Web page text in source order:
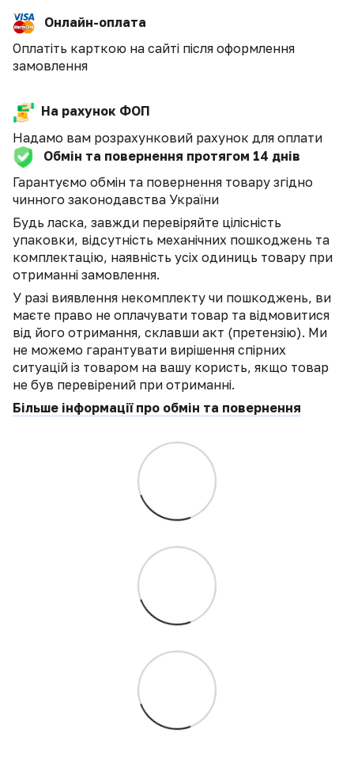
Онлайн-оплата
Оплатіть карткою на сайті після оформлення
замовлення
На рахунок ФОП
Надамо вам розрахунковий рахунок для оплати
Обмін та повернення протягом 14 днів
Гарантуємо обмін та повернення товару згідно
чинного законодавства України
Будь ласка, завжди перевіряйте цілісність
упаковки, відсутність механічних пошкоджень та
комплектацію, наявність усіх одиниць товару при
отриманні замовлення.
У разі виявлення некомплекту чи пошкоджень, ви
маєте право не оплачувати товар та відмовитися
від його отримання, склавши акт (претензію). Ми
не можемо гарантувати вирішення спірних
ситуацій із товаром на вашу користь, якщо товар
не був перевірений при отриманні.
Більше інформації про обмін та повернення